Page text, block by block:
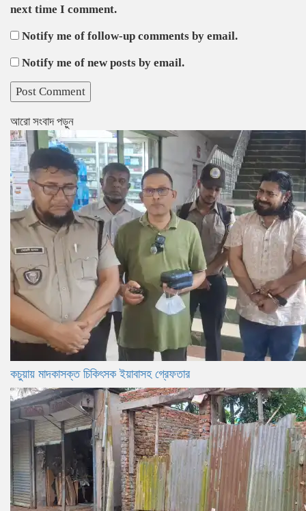
next time I comment.
Notify me of follow-up comments by email.
Notify me of new posts by email.
আরো সংবাদ পড়ুন
কচুয়ায় মাদকাসক্ত চিকিৎসক ইয়াবাসহ গ্রেফতার